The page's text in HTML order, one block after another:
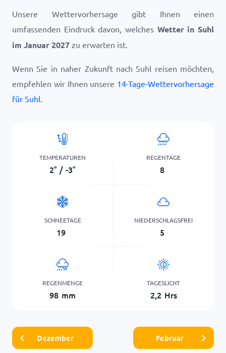
Unsere Wettervorhersage gibt Ihnen einen
umfassenden Eindruck davon, welches Wetter in Suhl
im Januar 2027 zu erwarten ist.
Wenn Sie in naher Zukunft nach Suhl reisen möchten,
empfehlen wir Ihnen unsere 14-Tage-Wettervorhersage
für Suhl.
TEMPERATUREN
2° / -3°
REGENTAGE
8
SCHNEETAGE
19
NIEDERSCHLAGSFREI
5
REGENMENGE
98 mm
TAGESLICHT
2,2 Hrs
Dezember Februar